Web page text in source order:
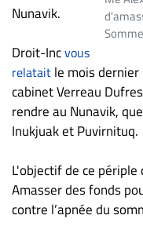
Espace
Page
entreprises
Publier
un
Publicité
Solutions de
recrutements
Nunavik.
Droit-Incvous
relatait le mois
cabinet Verreau
rendre au Nunavik,
Inukjuak et Puvirnituq.
L'objectif de ce
Amasser des fonds
contre l’apnée du